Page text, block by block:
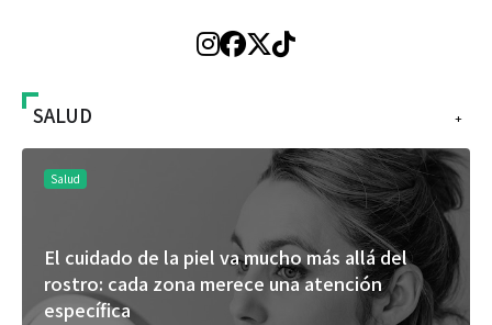
+
SALUD
Salud
El cuidado de la piel va mucho más allá del
rostro: cada zona merece una atención
específica